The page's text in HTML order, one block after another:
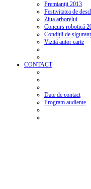
Premianții 2013
Festivitatea de
Ziua arborelui
Concurs robotică
Condiții de
Vizită autor carte
CONTACT
Date de contact
Program audiențe